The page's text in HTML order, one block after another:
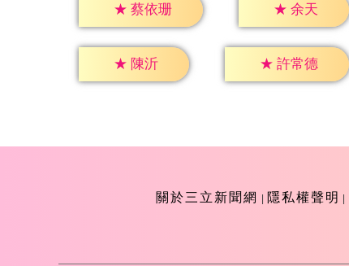
★ 蔡依珊 ★ 余天
★ 陳沂 ★ 許常德
關於三立新聞網 隱私權聲明